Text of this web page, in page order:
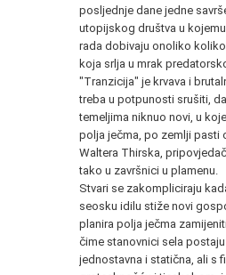
posljednje dane jedne
utopijskog društva u
rada dobivaju onoliko
koja srlja u mrak
"Tranzicija" je krvava i
treba u potpunosti srušiti,
temeljima niknuo novi, u
polja ječma, po zemlji pasti
Waltera Thirska,
tako u završnici u plamenu.
Stvari se zakompliciraju
seosku idilu stiže novi
planira polja ječma
čime stanovnici sela
jednostavna i statična, ali s